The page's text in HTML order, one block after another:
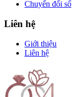
Chuyển đổi số
Liên hệ
Giới thiệu
Liên hệ